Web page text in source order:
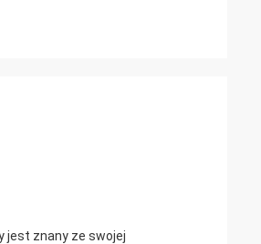
jest znany ze swojej